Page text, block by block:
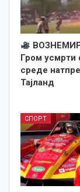
Гром усмрти
среде
Тајланд
СПОРТ